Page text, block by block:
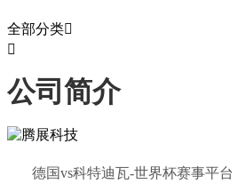
全部分类

公司简介
德国vs科特迪瓦-世界杯赛事平台